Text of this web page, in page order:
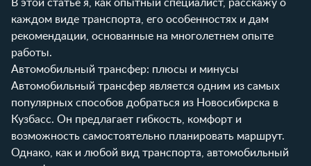
В этой статье я, как опытный специалист, расскажу о
каждом виде транспорта, его особенностях и дам
рекомендации, основанные на многолетнем опыте
работы.
Автомобильный трансфер: плюсы и минусы
Автомобильный трансфер является одним из самых
популярных способов добраться из Новосибирска в
Кузбасс. Он предлагает гибкость, комфорт и
возможность самостоятельно планировать маршрут.
Однако, как и любой вид транспорта, автомобильный